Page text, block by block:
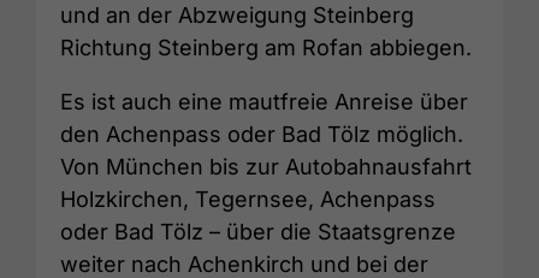
und an der Abzweigung Steinberg
Richtung Steinberg am Rofan abbiegen.
Es ist auch eine mautfreie Anreise über
den Achenpass oder Bad Tölz möglich.
Von München bis zur Autobahnausfahrt
Holzkirchen, Tegernsee, Achenpass
oder Bad Tölz – über die Staatsgrenze
weiter nach Achenkirch und bei der